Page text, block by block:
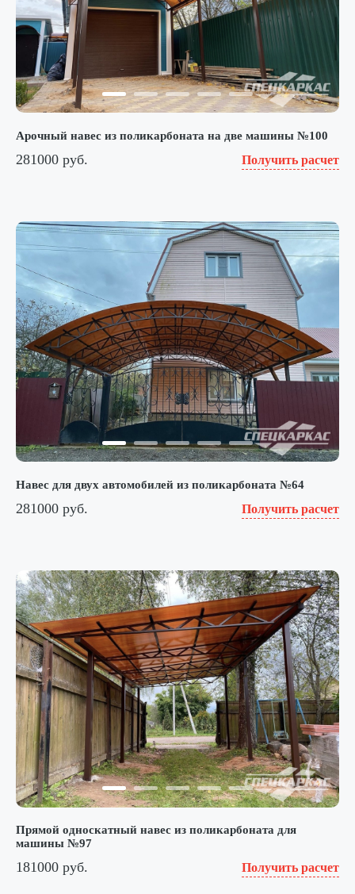
Арочный навес из поликарбоната на две машины №100
281000 руб. Получить расчет
Навес для двух автомобилей из поликарбоната №64
281000 руб. Получить расчет
Прямой односкатный навес из поликарбоната для
машины №97
181000 руб. Получить расчет